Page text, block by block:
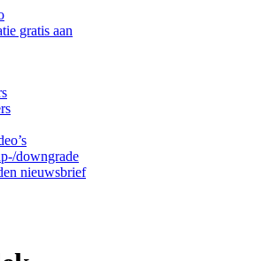
gratis aan
downgrade
nieuwsbrief